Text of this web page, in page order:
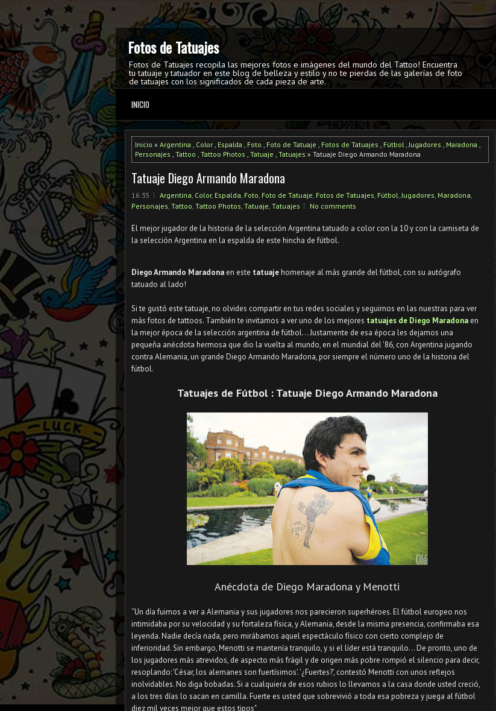
Fotos de Tatuajes
Fotos de Tatuajes recopila las mejores fotos e imágenes del mundo del Tattoo! Encuentra
tu tatuaje y tatuador en este blog de belleza y estilo y no te pierdas de las galerías de foto
de tatuajes con los significados de cada pieza de arte.
INICIO
Inicio » Argentina , Color , Espalda , Foto , Foto de Tatuaje , Fotos de Tatuajes , Fútbol,Jugadores , Maradona ,
Personajes , Tattoo , Tattoo Photos , Tatuaje , Tatuajes » Tatuaje Diego Armando Maradona
Tatuaje Diego Armando Maradona
16:35 Argentina, Color, Espalda, Foto, Foto de Tatuaje, Fotos de Tatuajes, Fútbol,Jugadores, Maradona,
Personajes, Tattoo, Tattoo Photos, Tatuaje, Tatuajes No comments
El mejor jugador de la historia de la selección Argentina tatuado a color con la 10 y con la camiseta de
la selección Argentina en la espalda de este hincha de fútbol.
Diego Armando Maradona en este tatuajehomenaje al más grande del fútbol, con su autógrafo
tatuado al lado!
Si te gustó este tatuaje, no olvides compartir en tus redes sociales y seguirnos en las nuestras para ver
más fotos de tattoos. También te invitamos a ver uno de los mejores tatuajes de Diego Maradona en
la mejor época de la selección argentina de fútbol... Justamente de esa época les dejamos una
pequeña anécdota hermosa que dio la vuelta al mundo, en el mundial del '86, con Argentina jugando
contra Alemania, un grande Diego Armando Maradona, por siempre el número uno de la historia del
fútbol.
Tatuajes de Fútbol : Tatuaje Diego Armando Maradona
Anécdota de Diego Maradona y Menotti
“Un día fuimos a ver a Alemania y sus jugadores nos parecieron superhéroes. El fútbol europeo nos
intimidaba por su velocidad y su fortaleza física, y Alemania, desde la misma presencia, confirmaba esa
leyenda. Nadie decía nada, pero mirábamos aquel espectáculo físico con cierto complejo de
inferioridad. Sin embargo, Menotti se mantenía tranquilo, y si el líder está tranquilo... De pronto, uno de
los jugadores más atrevidos, de aspecto más frágil y de origen más pobre rompió el silencio para decir,
resoplando: 'César, los alemanes son fuertísimos'. '¿Fuertes?', contestó Menotti con unos reflejos
inolvidables. No diga bobadas. Si a cualquiera de esos rubios lo llevamos a la casa donde usted creció,
a los tres días lo sacan en camilla. Fuerte es usted que sobrevivió a toda esa pobreza y juega al fútbol
diez mil veces mejor que estos tipos"